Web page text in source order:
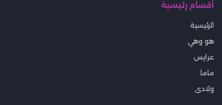
أقسام رئيسية
الرئيسية
هو وهي
عرايس
ماما
ولادى